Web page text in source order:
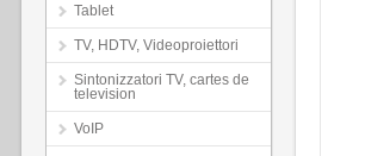
Tablet
TV, HDTV, Videoproiettori
Sintonizzatori TV, cartes de
television
VoIP